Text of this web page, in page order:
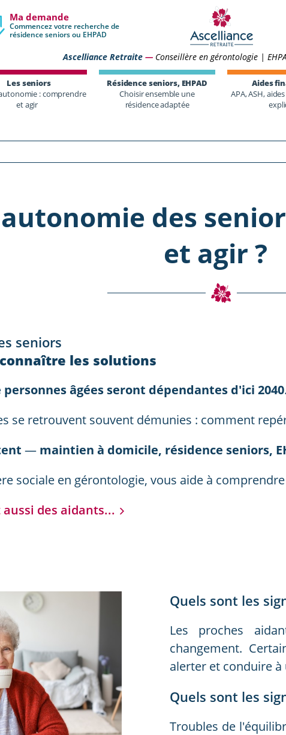
Ma demande
Commencez votre recherche de
résidence seniors ou EHPAD
Ascelliance Retraite — Conseillère en gérontologie |
Les seniors
: comprendre
et agir
Résidence seniors, EHPAD
Choisir ensemble une
résidence adaptée
Aides
APA, ASH,
des
et agir ?
seniors
les solutions
âgées seront dépendantes d'ici 2040.
se retrouvent souvent démunies : comment
— maintien à domicile, résidence seniors,
sociale en gérontologie, vous aide à
des aidants...
Quels sont les
Les proches
changement.
alerter et conduire
Quels sont les
Troubles de